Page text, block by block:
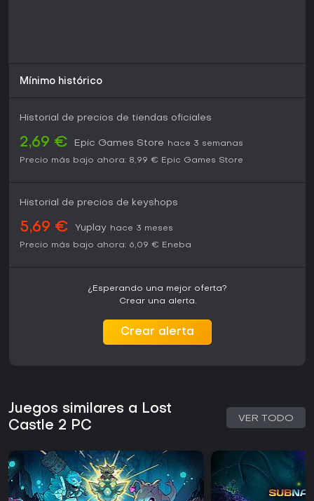
Mínimo histórico
Historial de precios de tiendas oficiales
2,69 € Epic Games Store
hace 3 semanas
Precio más bajo ahora: 8,99 € Epic Games Store
Historial de precios de keyshops
5,69 € Yuplay hace 3 meses
Precio más bajo ahora: 6,09 € Eneba
¿Esperando una mejor oferta?
Crear una alerta.
Crear alerta
Juegos similares a Lost
Castle 2 PC
VER TODO